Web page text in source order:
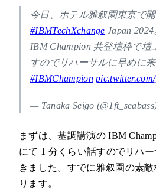
今日、ホテル雅叙園東京で
#IBMTechXchange Japan
IBM Champion 共登壇枠で
すのでリハーサルに早めに
#IBMChampion
— Tanaka Seigo
まずは、基調講演の IBM
にて 1 分くらい話すのでリハ
きました。すでに雅叙園の素
ります。